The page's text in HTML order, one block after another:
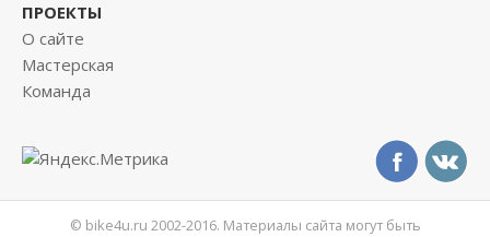
ПРОЕКТЫ
О сайте
Мастерская
Команда
© bike4u.ru 2002-2016. Материалы сайта могут быть